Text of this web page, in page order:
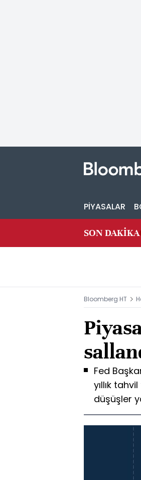
PİYASALAR
SON DAKİKA
Bloomberg HT
Fed
yıllık
düşüşler